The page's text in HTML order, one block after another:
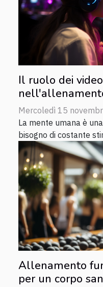
Il ruolo dei
Mercoledì 15
La mente umana è
bisogno di costante
Allenamento
per un corpo